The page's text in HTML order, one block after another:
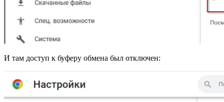
И там доступ к буферу обмена был отключен: